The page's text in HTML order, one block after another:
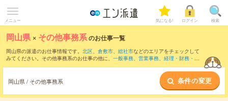
メニュー 気になる! ログイン 検索
岡山県 × その他事務系のお仕事一覧
岡山県の派遣のお仕事情報です。 北区、 倉敷市、 総社市などのエリアをチェックして
みてください。その他事務系のお仕事の他に、 一般事務、 営業事務、 経理・財務・会
岡山県 / その他事務系 条件の変更